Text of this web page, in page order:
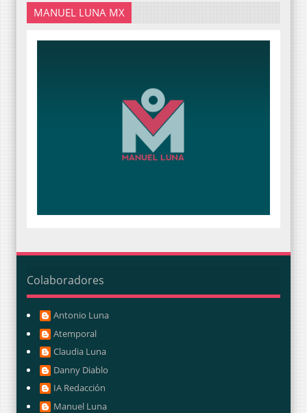
MANUEL LUNA MX
Colaboradores
Antonio Luna
Atemporal
Claudia Luna
Danny Diablo
IA Redacción
Manuel Luna